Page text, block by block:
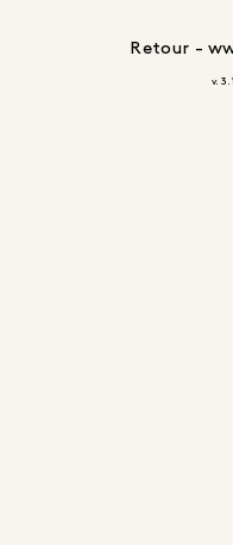
Retour -
v.